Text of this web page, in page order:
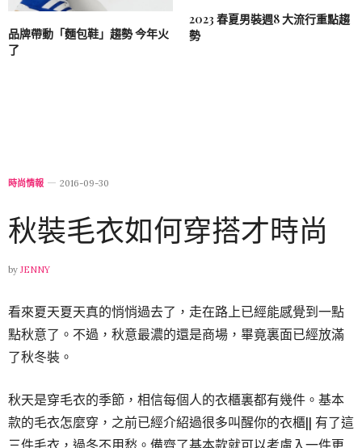
品牌帶動「麵包鞋」趨勢 今年火
了
2023 春夏男裝週8 大流行重點趨
勢
時尚情報 2016-09-30
秋裝毛衣如何穿搭才時尚
by JENNY
看來夏天夏天真的悄悄過去了，走在路上已經能感覺到一點
點秋意了。不過，秋意最濃的還是商場，畢竟裏面已經放滿
了秋冬裝。
秋天是穿毛衣的季節，相信每個人的衣櫃裏都有幾件。基本
款的毛衣怎麼穿，之前已經介紹過很多叫醒你的衣櫃|| 有了這